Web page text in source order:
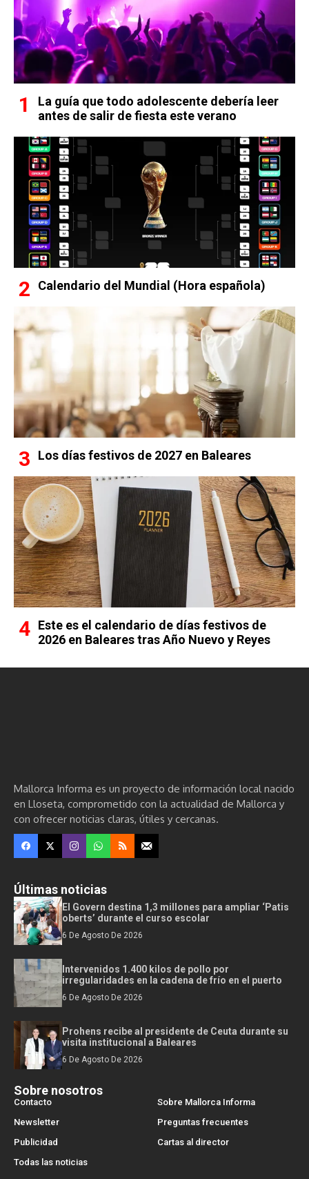
La guía que todo adolescente debería leer
antes de salir de fiesta este verano
Calendario del Mundial (Hora española)
Los días festivos de 2027 en Baleares
Este es el calendario de días festivos de
2026 en Baleares tras Año Nuevo y Reyes
Mallorca Informa es un proyecto de información local nacido
en Lloseta, comprometido con la actualidad de Mallorca y
con ofrecer noticias claras, útiles y cercanas.
Últimas noticias
El Govern destina 1,3 millones para ampliar ‘Patis
oberts’ durante el curso escolar
6 De Agosto De 2026
Intervenidos 1.400 kilos de pollo por
irregularidades en la cadena de frío en el puerto
6 De Agosto De 2026
Prohens recibe al presidente de Ceuta durante su
visita institucional a Baleares
6 De Agosto De 2026
Sobre nosotros
Contacto
Sobre Mallorca Informa
Newsletter
Preguntas frecuentes
Publicidad
Cartas al director
Todas las noticias